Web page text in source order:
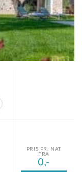
PRIS PR. NAT
FRA
0,-